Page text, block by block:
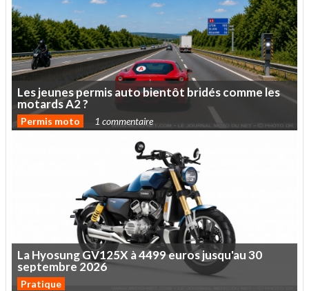
Lesjeunespermisautobientôt bridéscommeles
motardsA2?
Permis moto 1 commentaire
LaHyosungGV125X à4499eurosjusqu'au30
septembre 2026
Pratique